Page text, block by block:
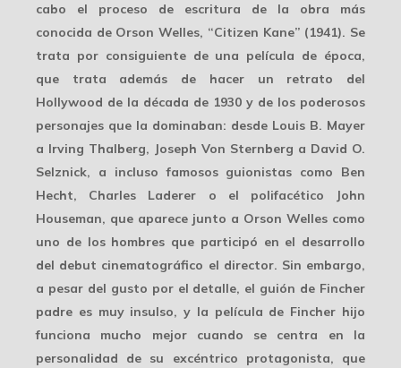
cabo el proceso de escritura de la obra más
conocida de Orson Welles, “Citizen Kane” (1941). Se
trata por consiguiente de una película de época,
que trata además de hacer un retrato del
Hollywood de la década de 1930 y de los poderosos
personajes que la dominaban: desde Louis B. Mayer
a Irving Thalberg, Joseph Von Sternberg a David O.
Selznick, a incluso famosos guionistas como Ben
Hecht, Charles Laderer o el polifacético John
Houseman, que aparece junto a Orson Welles como
uno de los hombres que participó en el desarrollo
del debut cinematográfico el director. Sin embargo,
a pesar del gusto por el detalle, el guión de Fincher
padre es muy insulso, y la película de Fincher hijo
funciona mucho mejor cuando se centra en la
personalidad de su excéntrico protagonista, que